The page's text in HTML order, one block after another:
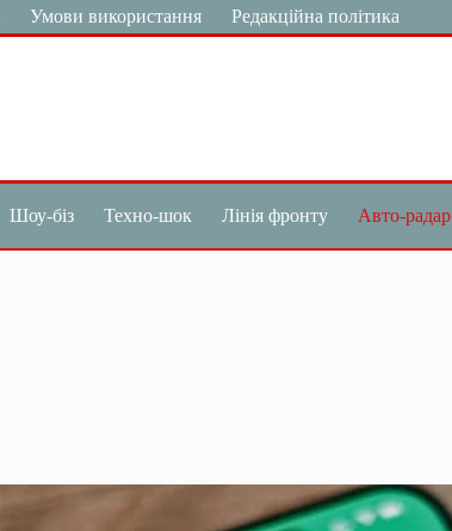
Умови використання Редакційна політика
Шоу-біз Техно-шок Лінія фронту Авто-радар